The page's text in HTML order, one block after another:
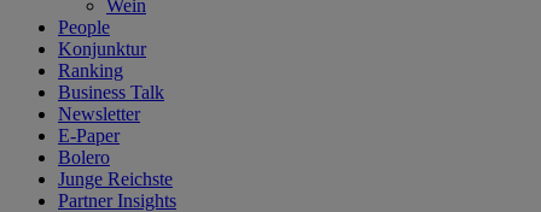
Wein
People
Konjunktur
Ranking
Business Talk
Newsletter
E-Paper
Bolero
Junge Reichste
Partner Insights